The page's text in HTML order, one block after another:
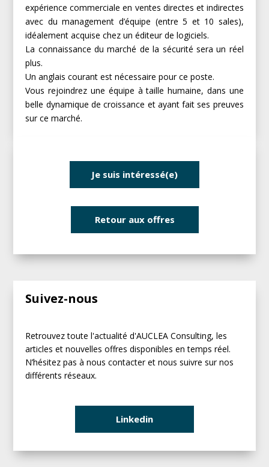
expérience commerciale en ventes directes et indirectes
avec du management d’équipe (entre 5 et 10 sales),
idéalement acquise chez un éditeur de logiciels.
La connaissance du marché de la sécurité sera un réel
plus.
Un anglais courant est nécessaire pour ce poste.
Vous rejoindrez une équipe à taille humaine, dans une
belle dynamique de croissance et ayant fait ses preuves
sur ce marché.
Je suis intéressé(e)
Retour aux offres
Suivez-nous
Retrouvez toute l'actualité d'AUCLEA Consulting, les
articles et nouvelles offres disponibles en temps réel.
N’hésitez pas à nous contacter et nous suivre sur nos
différents réseaux.
Linkedin